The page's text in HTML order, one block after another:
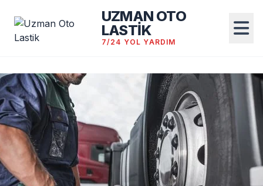
UZMAN OTO
LASTİK
7/24 YOL YARDIM